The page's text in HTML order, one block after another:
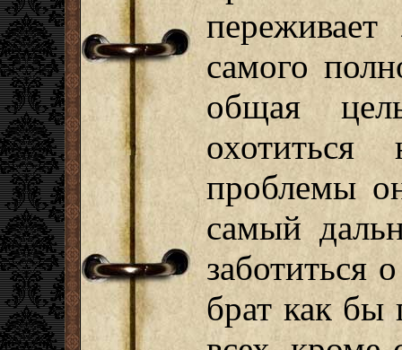
самого
общая
проблемы
самый
заботиться
брат как бы